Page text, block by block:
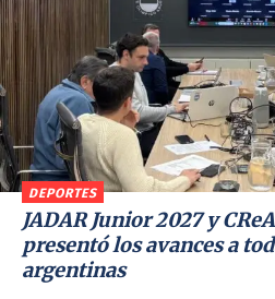
DEPORTES
JADAR Junior 2027 y
presentó los avances a
argentinas